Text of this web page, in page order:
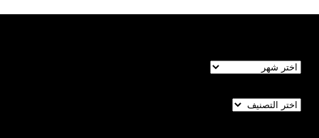
الأرشيف
تصنيفات